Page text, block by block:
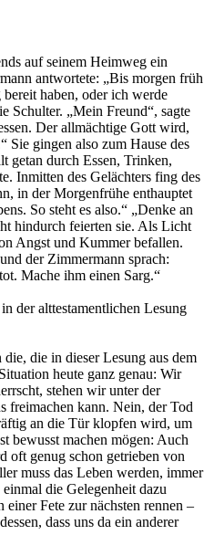
auf seinem Heimweg ein
antwortete: „Bis morgen früh
haben, oder ich werde
Schulter. „Mein Freund“, sagte
Der allmächtige Gott wird,
Sie gingen also zum Hause des
getan durch Essen, Trinken,
Inmitten des Gelächters fing des
in der Morgenfrühe enthauptet
So steht es also.“ „Denke an
hindurch feierten sie. Als Licht
Angst und Kummer befallen.
der Zimmermann sprach:
Mache ihm einen Sarg.“
der alttestamentlichen Lesung
die in dieser Lesung aus dem
heute ganz genau: Wir
stehen wir unter der
freimachen kann. Nein, der Tod
an die Tür klopfen wird, um
bewusst machen mögen: Auch
oft genug schon getrieben von
muss das Leben werden, immer
die Gelegenheit dazu
Fete zur nächsten rennen –
dass uns da ein anderer